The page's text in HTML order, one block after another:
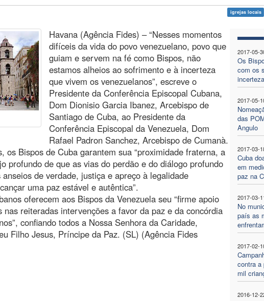
igrejas locais
2017-05-
Os
com os
2017-05-
das
Angulo
2017-03-
Cuba
em
paz na
2017-03-
No
país as
2017-02-
contra a
mil
2016-12-
Havana (Agência Fides) – “Nesses momentos
difíceis da vida do povo venezuelano, povo que
guiam e servem na fé como Bispos, não
estamos alheios ao sofrimento e à incerteza
que vivem os venezuelanos”, escreve o
Presidente da Conferência Episcopal Cubana,
Dom Dionisio Garcia Ibanez, Arcebispo de
Santiago de Cuba, ao Presidente da
Conferência Episcopal da Venezuela, Dom
Rafael Padron Sanchez, Arcebispo de Cumanà.
os Bispos de Cuba garantem sua “proximidade fraterna, a
profundo de que as vias do perdão e do diálogo profundo
de verdade, justiça e apreço à legalidade
uma paz estável e autêntica”.
oferecem aos Bispos da Venezuela seu “firme apoio
nas reiteradas intervenções a favor da paz e da concórdia
confiando todos a Nossa Senhora da Caridade,
Filho Jesus, Príncipe da Paz. (SL) (Agência Fides